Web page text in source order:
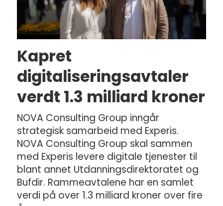
Kapret
digitaliseringsavtaler
verdt 1.3 milliard kroner
NOVA Consulting Group inngår
strategisk samarbeid med Experis.
NOVA Consulting Group skal sammen
med Experis levere digitale tjenester til
blant annet Utdanningsdirektoratet og
Bufdir. Rammeavtalene har en samlet
verdi på over 1.3 milliard kroner over fire